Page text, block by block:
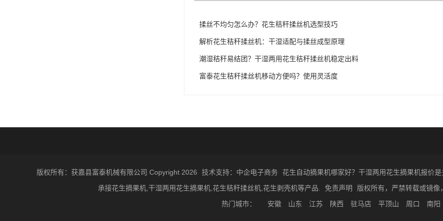
揉丝不均匀怎么办？花生秸秆揉丝机选型技巧
解析花生秸秆揉丝机：干湿适配与揉丝成型原理
潮湿秸秆易结团？干湿两用花生秸秆揉丝机稳定出料
富泰花生秸秆揉丝机移动方便吗？使用灵活度
版权所有：获嘉县富泰机械有限公司 Copyright 2026 技术支持：中企电子商务
花生自动摘果机哪家好？干湿两用花生摘果机报价
承接花生摘果机,干湿两用花生摘果机,花生秸秆揉丝机,花生剥壳机等产品.
免责声明
版权所有，严禁转载或镜
热门城市：
安徽 山东 江苏 陕西 驻马店 平顶山 周口 南阳